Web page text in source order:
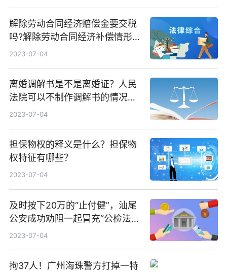
解除劳动合同经济赔偿金要交税
吗?解除劳动合同经济补偿情形
有哪些？
2023-07-04
离婚调解书是不是离婚证？人民
法院可以不制作调解书的情况是
哪些？
2023-07-04
担保物权的释义是什么？担保物
权特征有哪些？
2023-07-04
及时按下20万的“止付健”，汕尾
公安成功劝阻一起冒充“公检法”
诈骗
2023-07-04
拘37人！广州海珠警方打掉一特